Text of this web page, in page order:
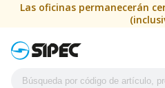
Las oficinas permanecerán